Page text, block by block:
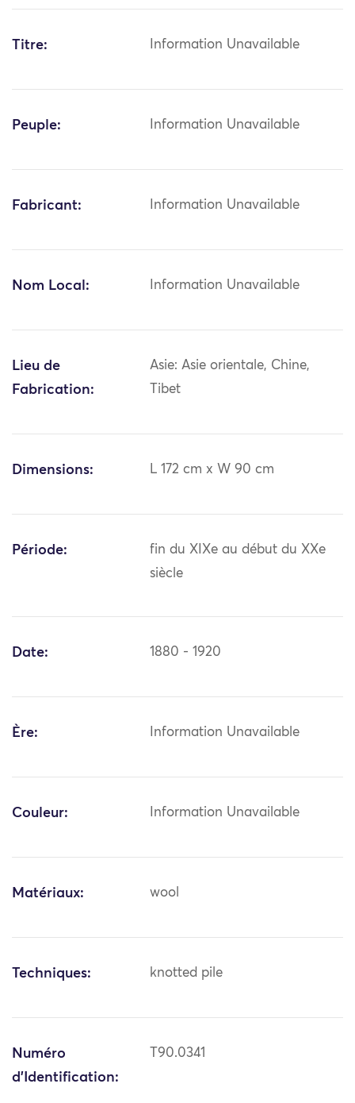
Titre: Information Unavailable
Peuple: Information Unavailable
Fabricant: Information Unavailable
Nom Local: Information Unavailable
Lieu de
Fabrication:
Asie: Asie orientale, Chine,
Tibet
Dimensions: L 172 cm x W 90 cm
Période:
fin du XIXe au début du XXe
siècle
Date: 1880 - 1920
Ère: Information Unavailable
Couleur: Information Unavailable
Matériaux: wool
Techniques: knotted pile
Numéro
d'Identification:
T90.0341